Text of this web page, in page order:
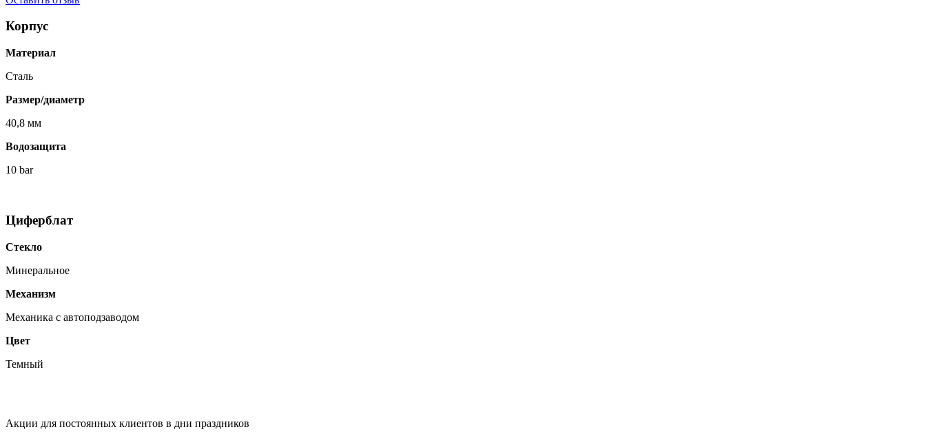
Корпус
Материал
Сталь
Размер/диаметр
40,8 мм
Водозащита
10 bar
Циферблат
Стекло
Минеральное
Механизм
Механика с автоподзаводом
Цвет
Темный
Акции для постоянных клиентов в дни праздников